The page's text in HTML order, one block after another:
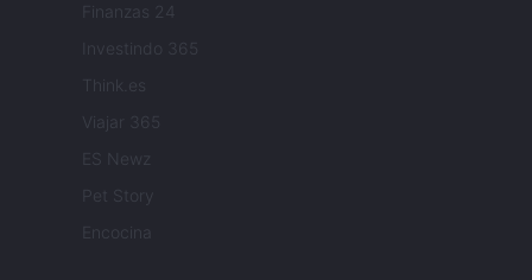
Finanzas 24
Investindo 365
Think.es
Viajar 365
ES Newz
Pet Story
Encocina